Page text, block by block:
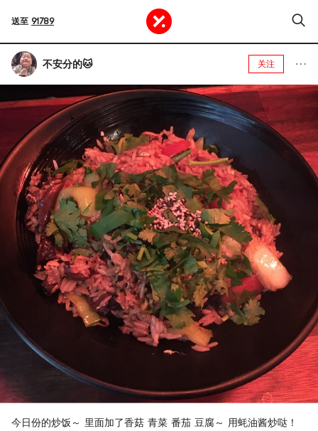
送至 91789
不安分的🐱 关注
今日份的炒饭～ 里面加了香菇 青菜 番茄 豆腐～ 用蚝油酱炒哒！